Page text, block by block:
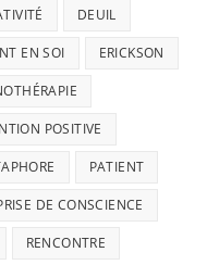
DEUIL
EN SOI ERICKSON
POSITIVE
PATIENT
DE CONSCIENCE
RENCONTRE